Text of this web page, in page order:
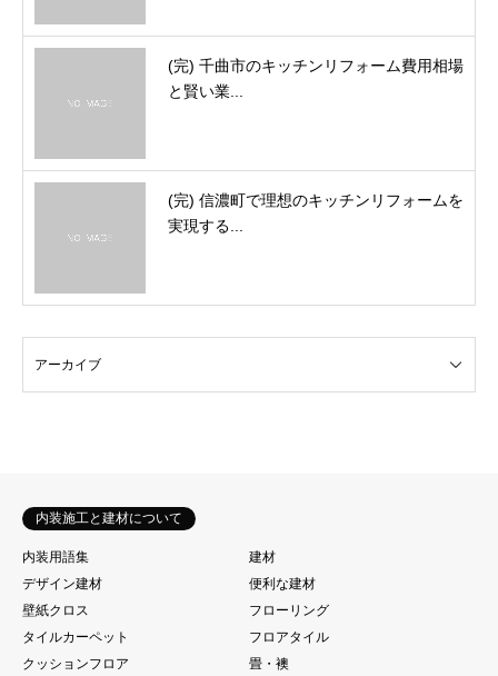
(完) 千曲市のキッチンリフォーム費用相場
と賢い業...
(完) 信濃町で理想のキッチンリフォームを
実現する...
内装施工と建材について
内装用語集
建材
デザイン建材
便利な建材
壁紙クロス
フローリング
タイルカーペット
フロアタイル
クッションフロア
畳・襖